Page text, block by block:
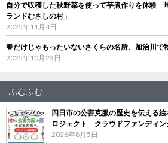
自分で収穫した秋野菜を使って芋煮作りを体験
ランドむさしの村」
2025年11月4日
春だけじゃもったいないさくらの名所、加治川で
2025年10月23日
ふむふむ
四日市の公害克服の歴史を伝える
ロジェクト クラウドファンディン
2026年8月5日